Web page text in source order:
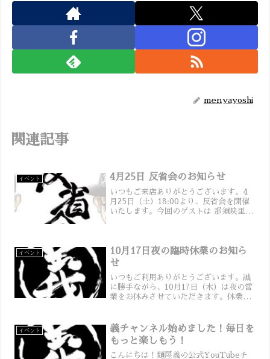
menyayoshi
関連記事
イベント 4月25日 反省会のお知らせ
いつもご来店ありがとうございます。4
月25日（土）18:00より、反省会を開催
いたします。今回のゲストは 那須映里さ
します。お...
イベント
10月17日夜の臨時休業のお知ら
せ
いつもご利用ありがとうございます。誠
に勝手ながら、10月17日（木）は夜の営
業をお休みさせていただきます。休業日
お客様にはご迷惑をおかけしますが、何
卒ご理...
イベント
義チャンネル始めました！毎日を
もっと楽しもう！
こんにちは！麺屋義の公式YouTubeチ